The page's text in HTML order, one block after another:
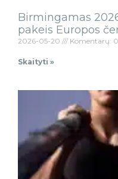
Birmingamas
pakeis Europos
2026-05-20 Komentarų: 0
Skaityti »